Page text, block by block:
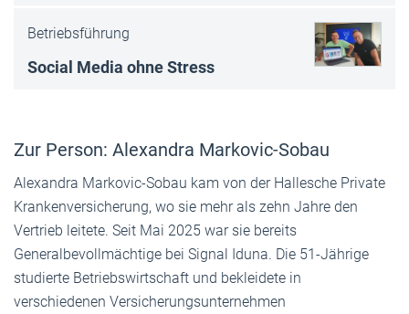
Betriebsführung
Social Media ohne Stress
Zur Person: Alexandra Markovic-Sobau
Alexandra Markovic-Sobau kam von der Hallesche Private
Krankenversicherung, wo sie mehr als zehn Jahre den
Vertrieb leitete. Seit Mai 2025 war sie bereits
Generalbevollmächtige bei Signal Iduna. Die 51-Jährige
studierte Betriebswirtschaft und bekleidete in
verschiedenen Versicherungsunternehmen